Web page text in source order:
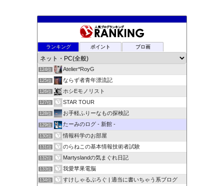
ランキング ポイント ブロ画
122位 雅ちゃんのなんとなく日記
123位 パソコン初心者ものがたり
124位 Atelier*RoyG
125位 ならず者青年漂流記
126位 ホシEモノリスト
127位 STAR TOUR
128位 お手軽ふりーなもの探検記
129位 たーみのログ - 新館 -
130位 情報科学のお部屋
131位 のらねこの基本情報技術者試験
132位 Martyslandの気まぐれ日記
133位 我愛苹果電脳
134位 すけしゃるぶろぐ | 適当に書いちゃう系ブログ